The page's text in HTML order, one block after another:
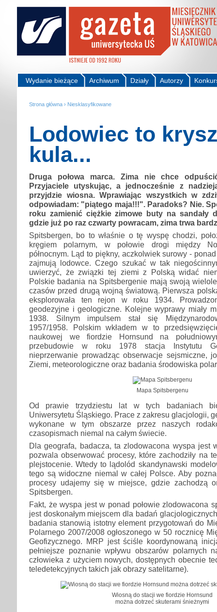
Autorzy
Działy
Archiwum
Wydanie bieżące
Strona główna › Niesklasyfikowane
Lodowiec to
kula...
Druga połowa marca. Zima nie chce
Przyjaciele utyskując, a jednocześnie z
przyjdzie wiosna. Wprawiając wszystkich w
odpowiadam: "piątego maja!!!". Paradoks? Nie.
roku zamienić ciężkie zimowe buty na sandały
gdzie już po raz czwarty powracam, zima trwa
Spitsbergen, bo to właśnie o tę wyspę chodzi,
kręgiem polarnym, w połowie drogi między
północnym. Ląd to piękny, aczkolwiek surowy -
zajmują lodowce. Czego szukać w tak
uwierzyć, że związki tej ziemi z Polską widać
Polskie badania na Spitsbergenie mają swoją
czasów przed drugą wojną światową. Pierwsza
eksplorowała ten rejon w roku 1934.
geodezyjne i geologiczne. Kolejne wyprawy miały
1938. Silnym impulsem stał się
1957/1958. Polskim wkładem w to
naukowej we fiordzie Hornsund na
przebudowie w roku 1978 stacja Instytutu
nieprzerwanie prowadząc obserwacje sejsmiczne,
Ziemi, meteorologiczne oraz badania środowiska
Mapa Spitsbergenu
Od prawie trzydziestu lat w tych badaniach
Uniwersytetu Śląskiego. Prace z zakresu glacjologii,
wykonane w tym obszarze przez naszych
czasopismach niemal na całym świecie.
Dla geografa, badacza, ta zlodowacona wyspa jest
pozwala obserwować procesy, które zachodziły na
plejstocenie. Wtedy to lądolód skandynawski
tego są widoczne niemal w całej Polsce. Aby
procesy udajemy się w miejsce, gdzie zachodzą
Spitsbergen.
Fakt, że wyspa jest w ponad połowie zlodowacona
jest doskonałym miejscem dla badań
badania stanowią istotny element przygotowań do
Polarnego 2007/2008 ogłoszonego w 50 rocznicę
Geofizycznego. MRP jest ściśle koordynowaną
pełniejsze poznanie wpływu obszarów polarnych
człowieka z użyciem nowych, dostępnych obecnie
teledetekcyjnych takich jak obrazy satelitarne).
Wiosną do stacji we fiordzie Hornsund
można dotrzeć skuterami śnieżnymi